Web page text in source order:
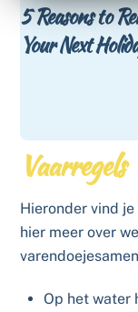
5 Reasons to
Your Next
Vaarregels
Hieronder vind
hier meer over
Op het water